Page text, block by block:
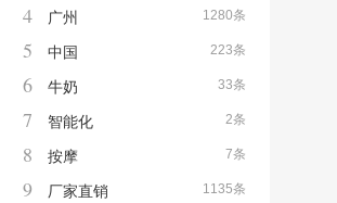
1280条
4 广州
223条
5 中国
33条
6 牛奶
2条
7 智能化
7条
8 按摩
1135条
9 厂家直销